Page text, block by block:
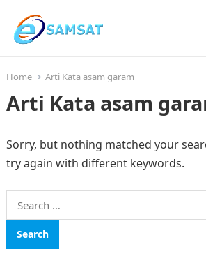
Home Arti Kata asam garam
Arti Kata asam
Sorry, but nothing matched your
try again with different keywords.
Search
for: